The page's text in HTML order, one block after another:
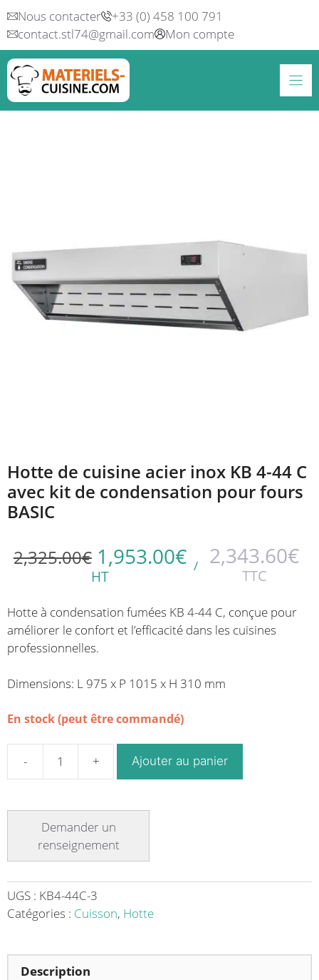
Aller
au
contenu
Nous contacter
+33 (0) 458 100 791
contact.stl74@gmail.com
Mon compte
Hotte de cuisine acier inox KB 4-44 C
avec kit de condensation pour fours
BASIC
2,325.00€ 1,953.00€
HT
/ 2,343.60€
TTC
Hotte à condensation fumées KB 4-44 C, conçue pour
améliorer le confort et l’efficacité dans les cuisines
professionnelles.
Dimensions: L 975 x P 1015 x H 310 mm
En stock (peut être commandé)
quantité
de
cuisine
acier
4-
Ajouter au panier
UGS : KB4-44C-3
Catégories : Cuisson, Hotte
Description